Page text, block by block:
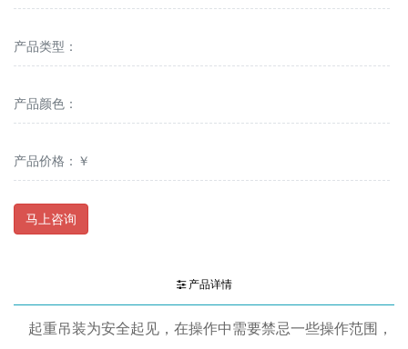
产品类型：
产品颜色：
产品价格：￥
马上咨询
产品详情
起重吊装为安全起见，在操作中需要禁忌一些操作范围，